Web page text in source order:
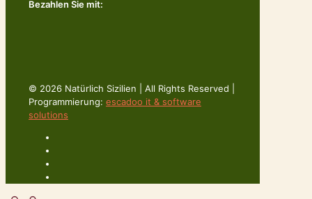
Bezahlen Sie mit:
© 2026 Natürlich Sizilien | All Rights Reserved |
Programmierung: escadoo it & software
solutions